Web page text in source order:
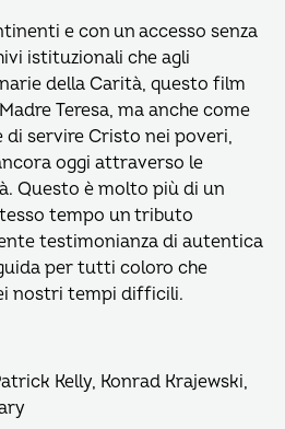
e con un accesso senza
istituzionali che agli
della Carità, questo film
Teresa, ma anche come
di servire Cristo nei poveri,
oggi attraverso le
Questo è molto più di un
tempo un tributo
testimonianza di autentica
per tutti coloro che
nostri tempi difficili.
Kelly, Konrad Krajewski,